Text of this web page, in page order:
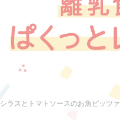
シラスとトマトソースのお魚ピッツァ